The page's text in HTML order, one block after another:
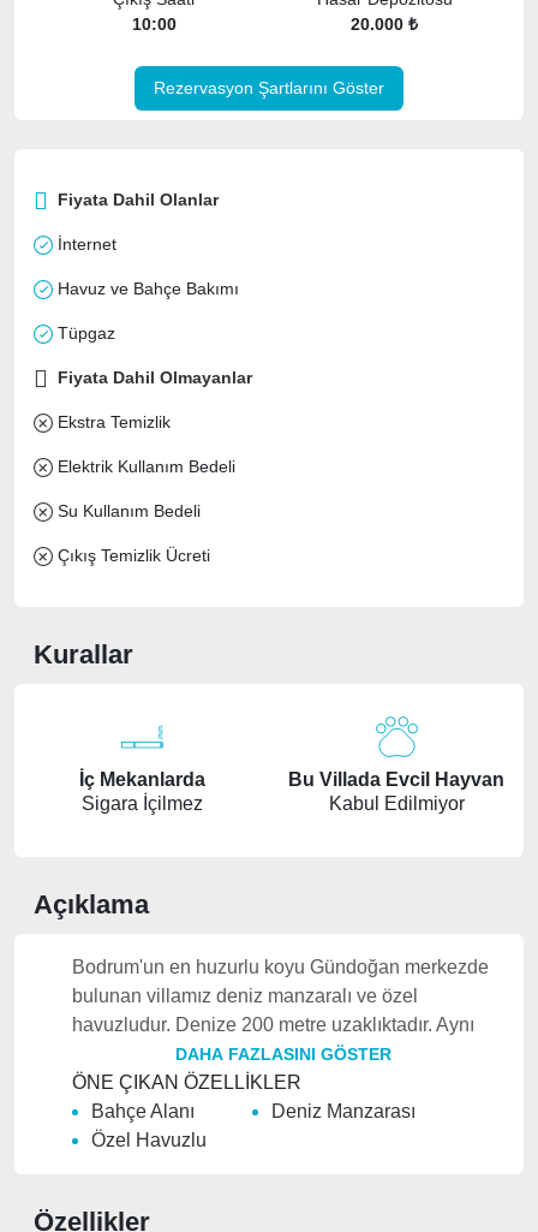
10:00
20.000 ₺
Rezervasyon Şartlarını Göster
Fiyata Dahil Olanlar
İnternet
Havuz ve Bahçe Bakımı
Tüpgaz
Fiyata Dahil Olmayanlar
Ekstra Temizlik
Elektrik Kullanım Bedeli
Su Kullanım Bedeli
Çıkış Temizlik Ücreti
Kurallar
İç Mekanlarda
Sigara İçilmez
Bu Villada Evcil Hayvan
Kabul Edilmiyor
Açıklama
Bodrum'un en huzurlu koyu Gündoğan merkezde
bulunan villamız deniz manzaralı ve özel
havuzludur. Denize 200 metre uzaklıktadır. Aynı
zamanda tüm ihtiyaç noktalarına yürüme
mesafesindedir.
Tek katlı evimiz 1 ebeveyn banyolu olmak üzere 3
DAHA FAZLASINI GÖSTER
ÖNE ÇIKAN ÖZELLİKLER
Bahçe Alanı
Deniz Manzarası
Özel Havuzlu
Özellikler